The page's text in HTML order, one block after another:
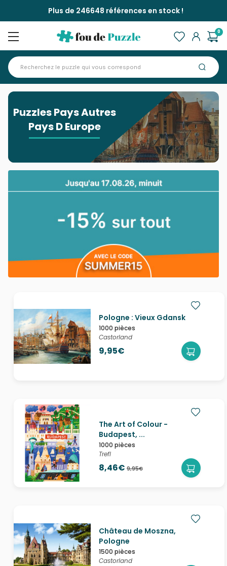
Plus de 246648 références en stock !
0
Puzzles Pays Autres
Pays D Europe
Pologne : Vieux Gdansk
1000 pièces
Castorland
9,95€
The Art of Colour -
Budapest, ...
1000 pièces
Trefl
8,46€ 9,95€
Château de Moszna,
Pologne
1500 pièces
Castorland